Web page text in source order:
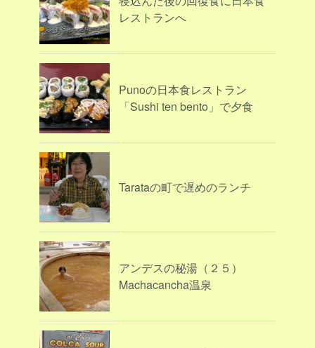
レストランへ
Punoの日本食レストラン
「Sushi ten bento」で夕食
Tarataの町で遅めのランチ
アンデスの秘湯（２５）
Machacancha温泉